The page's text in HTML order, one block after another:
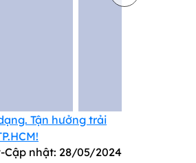
Tận hưởng trải
-Cập nhật: 28/05/2024